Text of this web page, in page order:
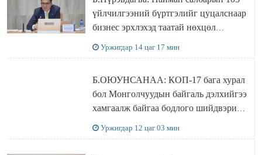
үйлчилгээний бүртгэлийг цуцалснаар
бизнес эрхлэхэд таатай нөхцөл
Уржигдар 14 цаг 17 мин
Б.ОЮУНСАНАА: КОП-17 бага хурал
бол Монголчуудын байгаль дэлхийгээ
хамгаалж байгаа бодлого шийдвэрийг
Уржигдар 12 цаг 03 мин